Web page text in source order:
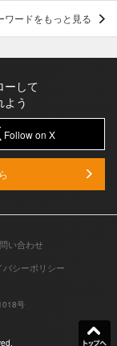
ワードをもっと見る
ーして
う
Follow on X
い合わせ
バシーポリシー
号